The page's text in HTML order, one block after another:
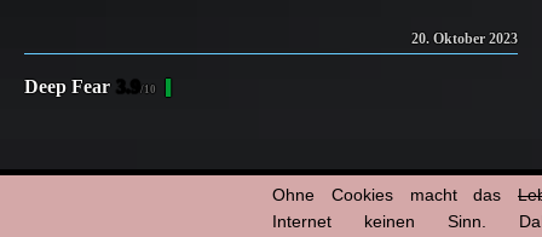
20. Oktober 2023
Deep Fear 3.9/10
Ohne Cookies macht das
Internet keinen Sinn.